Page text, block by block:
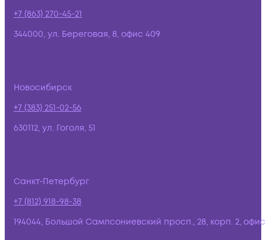
+7 (863) 270-45-21
344000, ул. Береговая, 8, офис 409
Новосибирск
+7 (383) 251-02-56
630112, ул. Гоголя, 51
Санкт-Петербург
+7 (812) 918-98-38
194044, Большой Сампсониевский просп., 28, корп. 2,